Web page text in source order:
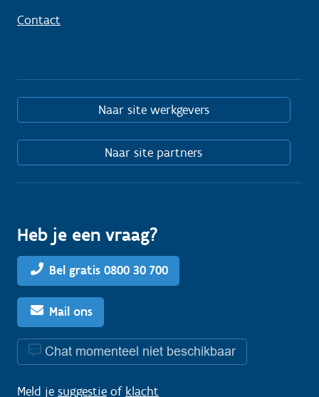
Contact
Naar site werkgevers
Naar site partners
Heb je een vraag?
Bel gratis 0800 30 700
Mail ons
Chat momenteel niet beschikbaar
Meld je suggestie of klacht